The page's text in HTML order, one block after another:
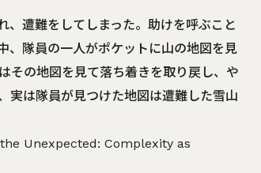
、遭難をしてしまった。助けを呼ぶこと
、隊員の一人がポケットに山の地図を見
その地図を見て落ち着きを取り戻し、や
実は隊員が見つけた地図は遭難した雪山
Unexpected: Complexity as